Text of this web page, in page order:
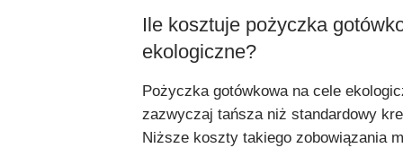
Ile kosztuje pożyczka
ekologiczne?
Pożyczka gotówkowa na cele
zazwyczaj tańsza niż standardowy
Niższe koszty takiego zobowiązania